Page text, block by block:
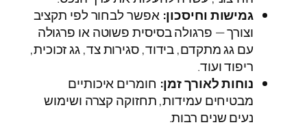
גמישות וחיסכון: אפשר לבחור לפי תקציב
וצורך — פרגולה בסיסית פשוטה או פרגולה
עם גג מתקדם, בידוד, סגירות צד, גג זכוכית,
ריפוד ועוד.
נוחות לאורך זמן: חומרים איכותיים
מבטיחים עמידות, תחזוקה קצרה ושימוש
נעים שנים רבות.